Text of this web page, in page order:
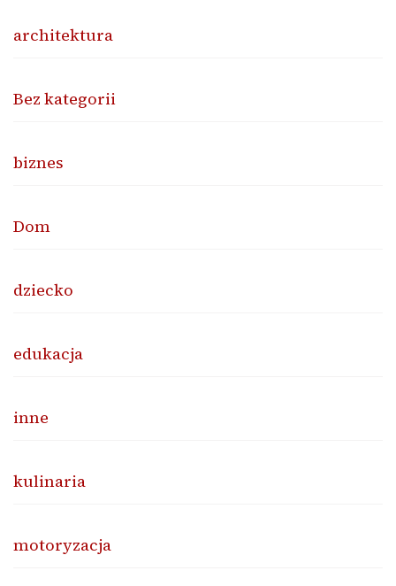
architektura
Bez kategorii
biznes
Dom
dziecko
edukacja
inne
kulinaria
motoryzacja